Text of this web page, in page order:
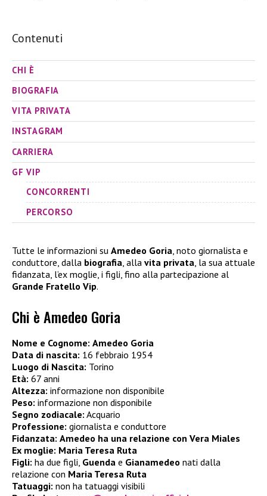
Contenuti
CHI È
BIOGRAFIA
VITA PRIVATA
INSTAGRAM
CARRIERA
GF VIP
CONCORRENTI
PERCORSO
Tutte le informazioni su Amedeo Goria, noto giornalista e
conduttore, dalla biografia, alla vita privata, la sua attuale
fidanzata, l’ex moglie, i figli, fino alla partecipazione al
Grande Fratello Vip.
Chi è Amedeo Goria
Nome e Cognome: Amedeo Goria
Data di nascita: 16 febbraio 1954
Luogo di Nascita: Torino
Età: 67 anni
Altezza: informazione non disponibile
Peso: informazione non disponibile
Segno zodiacale: Acquario
Professione: giornalista e conduttore
Fidanzata: Amedeo ha una relazione con Vera Miales
Ex moglie: Maria Teresa Ruta
Figli: ha due figli, Guenda e Gianamedeo nati dalla
relazione con Maria Teresa Ruta
Tatuaggi: non ha tatuaggi visibili